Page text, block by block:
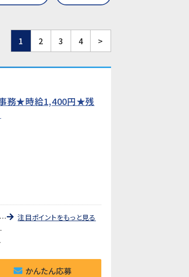
1 2 3 4 >
事務★時給1,400円★残
《人と関わる幅広い人事・総務業務が経験できる》採用サポート・人事書類管理・経費処理・会議運営など、人事・総務の仕事を幅広く経験できるポジションです。社会人としてのスキルを活かしながら、さらに成長できる環境です。
がしやすい環境です。
に働けます。
注目ポイントをもっと見る
かんたん応募